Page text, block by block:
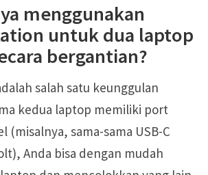
menggunakan
untuk dua laptop
bergantian?
salah satu keunggulan
kedua laptop memiliki port
(misalnya, sama-sama USB-C
Anda bisa dengan mudah